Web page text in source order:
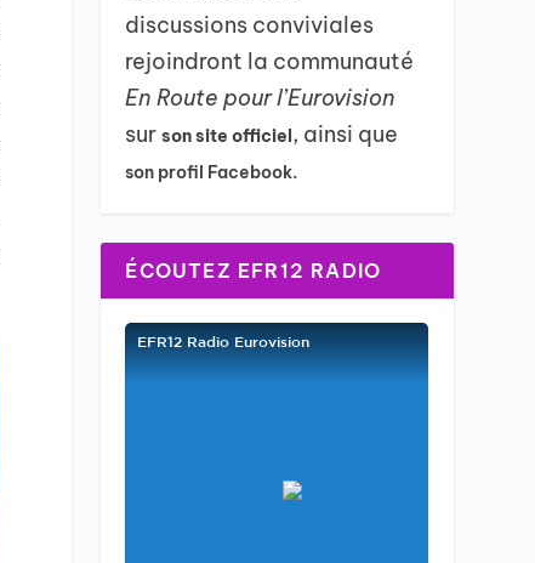
discussions conviviales
rejoindront la communauté
En Route pour l’Eurovision
surson site officiel, ainsi que
son profil Facebook.
ÉCOUTEZ EFR12 RADIO